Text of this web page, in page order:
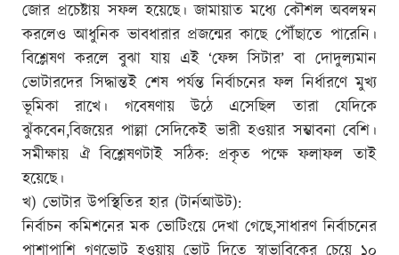
জোর প্রচেষ্টায় সফল হয়েছে। জামায়াত মধ্যে কৌশল অবলম্বন
করলেও আধুনিক ভাবধারার প্রজন্মের কাছে পৌঁছাতে পারেনি।
বিশ্লেষণ করলে বুঝা যায় এই ‘ফেন্স সিটার’ বা দোদুল্যমান
ভোটারদের সিদ্ধান্তই শেষ পর্যন্ত নির্বাচনের ফল নির্ধারণে মুখ্য
ভূমিকা রাখে। গবেষণায় উঠে এসেছিল তারা যেদিকে
ঝুঁকবেন,বিজয়ের পাল্লা সেদিকেই ভারী হওয়ার সম্ভাবনা বেশি।
সমীক্ষায় ঐ বিশ্লেষণটাই সঠিক: প্রকৃত পক্ষে ফলাফল তাই
হয়েছে।
খ) ভোটার উপস্থিতির হার (টার্নআউট):
নির্বাচন কমিশনের মক ভোটিংয়ে দেখা গেছে,সাধারণ নির্বাচনের